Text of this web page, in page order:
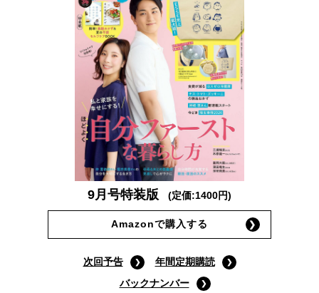
9月号特装版 (定価:1400円)
Amazonで購入する
次回予告
年間定期購読
バックナンバー